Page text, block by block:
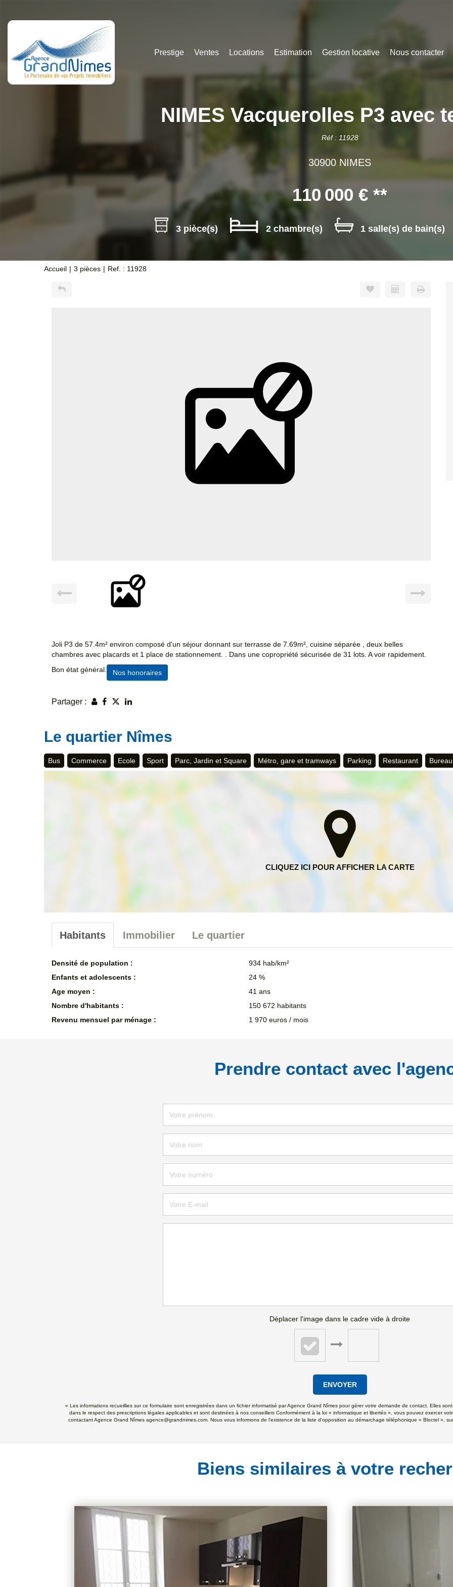
Prestige Ventes Locations Estimation Gestion locative Nous contacter
NIMES Vacquerolles P3 avec
Réf : 11928
30900 NIMES
110 000 € **
3 pièce(s) 2 chambre(s) 1 salle(s) de bain(s)
Accueil 3 pièces Ref. : 11928
Joli P3 de 57.4m² environ composé d'un séjour donnant sur terrasse de 7.69m², cuisine séparée , deux belles
chambres avec placards et 1 place de stationnement. . Dans une copropriété sécurisée de 31 lots. A voir rapidement.
Bon état général.
Nos honoraires
Partager :
Le quartier Nîmes
Bus Commerce Ecole Sport Parc, Jardin et Square Métro, gare et tramways Parking Restaurant
Habitants Immobilier Le quartier
Densité de population :
934 hab/km²
Enfants et adolescents :
24 %
Age moyen :
41 ans
Nombre d'habitants :
150 672 habitants
Revenu mensuel par ménage :
1 970 euros / mois
Prendre contact avec
Déplacer l'image dans le cadre vide à droite
ENVOYER
« Les informations recueillies sur ce formulaire sont enregistrées dans un fichier informatisé par Agence Grand Nîmes pour gérer votre demande de contact. Elles
dans le respect des prescriptions légales applicables et sont destinées à nos conseillers Conformément à la loi « informatique et libertés », vous pouvez exercer
contactant Agence Grand Nîmes agence@grandnimes.com. Nous vous informons de l'existence de la liste d'opposition au démarchage téléphonique « Bloctel »,
Biens similaires à votre